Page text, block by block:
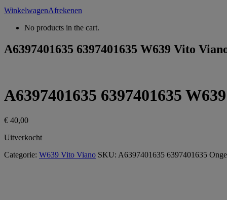
WinkelwagenAfrekenen
No products in the cart.
A6397401635 6397401635 W639 Vito
A6397401635 6397401635
€ 40,00
Uitverkocht
Categorie: W639 Vito Viano SKU: A6397401635 6397401635